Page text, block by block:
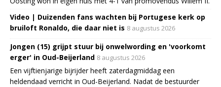
Video | Duizenden fans wachten bij Portugese kerk op
bruiloft Ronaldo, die daar niet is 8 augustus 2026
Jongen (15) grijpt stuur bij onwelwording en 'voorkomt
erger' in Oud-Beijerland 8 augustus 2026
Een vijftienjarige bijrijder heeft zaterdagmiddag een
heldendaad verricht in Oud-Beijerland. Nadat de bestuurder